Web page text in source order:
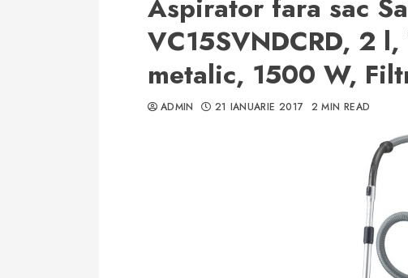
Aspirator fara sac
VC15SVNDCRD, 2
metalic, 1500 W,
ADMIN 21 IANUARIE 2017 2 MIN READ